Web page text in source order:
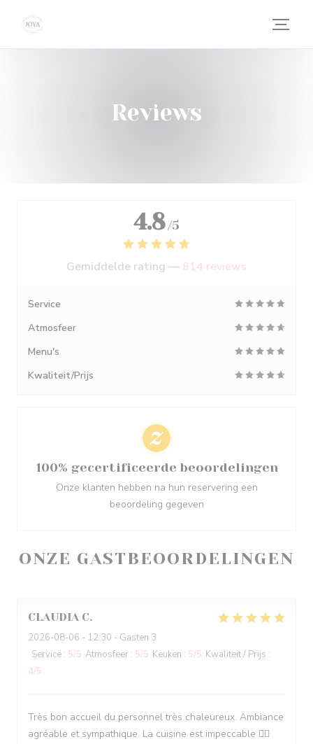
Reviews
ONZE GASTBEOORDELINGEN
CLAUDIA C
2026-08-06 - 12:30 - Gasten 3
Service : 5/5 Atmosfeer : 5/5 Keuken : 5/5 Kwaliteit / Prijs :
4/5
Très bon accueil du personnel très chaleureux. Ambiance
agréable et sympathique. La cuisine est impeccable 👌🏽
4.8 /5
Gemiddelde rating — 814 reviews
Service
Atmosfeer
Menu's
Kwaliteit/Prijs
100% gecertificeerde beoordelingen
Onze klanten hebben na hun reservering een
beoordeling gegeven